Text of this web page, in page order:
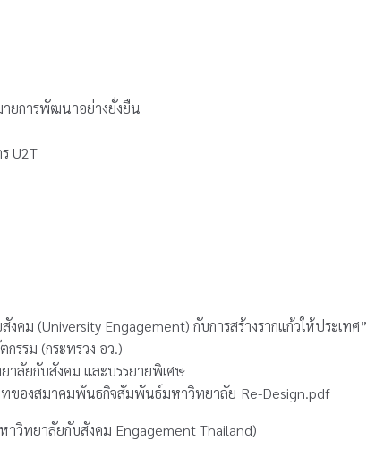
ายการพัฒนาอย่างยั่งยืน
U2T
(University Engagement) กับการสร้างรากแก้วให้ประเทศ”
รรม (กระทรวง อว.)
ลัยกับสังคม และบรรยายพิเศษ
องสมาคมพันธกิจสัมพันธ์มหาวิทยาลัย_Re-Design.pdf
วิทยาลัยกับสังคม Engagement Thailand)